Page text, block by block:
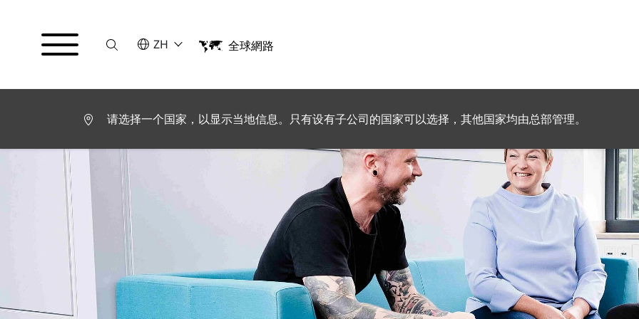
Suche请选择语言
ZH
English
Español
Italiano
日本語
한국어
中文
全球網路
请选择一个国家，以显示当地信息。只有设有子公司的国家可以选择，其他国家均由总部管理。